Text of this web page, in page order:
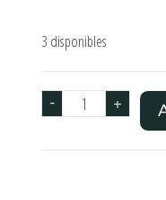
3 disponibles
- +